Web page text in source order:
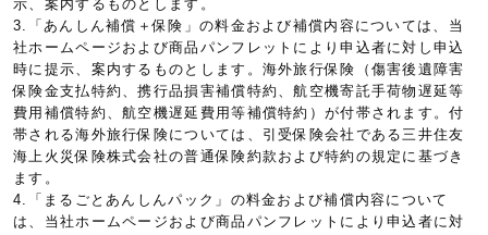
示、案内するものとします。
3.「あんしん補償＋保険」の料金および補償内容については、当
社ホームページおよび商品パンフレットにより申込者に対し申込
時に提示、案内するものとします。海外旅行保険（傷害後遺障害
保険金支払特約、携行品損害補償特約、航空機寄託手荷物遅延等
費用補償特約、航空機遅延費用等補償特約）が付帯されます。付
帯される海外旅行保険については、引受保険会社である三井住友
海上火災保険株式会社の普通保険約款および特約の規定に基づき
ます。
4.「まるごとあんしんパック」の料金および補償内容について
は、当社ホームページおよび商品パンフレットにより申込者に対